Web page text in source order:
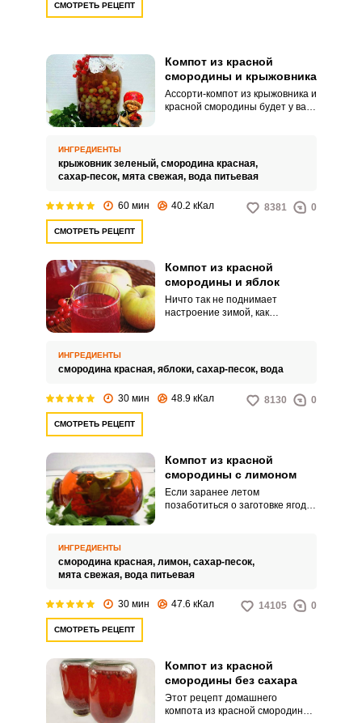
СМОТРЕТЬ РЕЦЕПТ
Компот из красной
смородины и крыжовника
Ассорти-компот из крыжовника и
красной смородины будет у вас
удобно для хозяйки.
ИНГРЕДИЕНТЫ
крыжовник зеленый, смородина красная,
сахар-песок, мята свежая, вода питьевая
60 мин 40.2 кКал 8381 0
СМОТРЕТЬ РЕЦЕПТ
Компот из красной
смородины и яблок
Ничто так не поднимает
настроение зимой, как
станет для вас и вашей семи эти
светлым воспоминанием.
ИНГРЕДИЕНТЫ
смородина красная, яблоки, сахар-песок, вода
30 мин 48.9 кКал 8130 0
СМОТРЕТЬ РЕЦЕПТ
Компот из красной
смородины с лимоном
Если заранее летом
позаботиться о заготовке ягод и
компот. Из ягод красной
смородины и лимона получится
высоким содержанием витамина
ИНГРЕДИЕНТЫ
смородина красная, лимон, сахар-песок,
мята свежая, вода питьевая
30 мин 47.6 кКал 14105 0
СМОТРЕТЬ РЕЦЕПТ
Компот из красной
смородины без сахара
Этот рецепт домашнего
компота из красной смородины